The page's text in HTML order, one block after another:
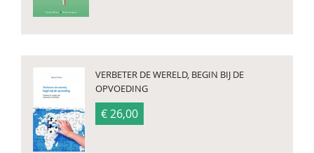
VERBETER DE WERELD, BEGIN BIJ DE
OPVOEDING
€ 26,00